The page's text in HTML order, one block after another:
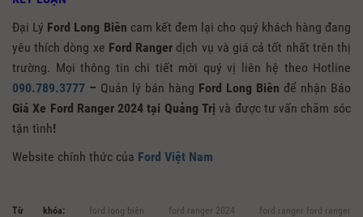
Đại Lý Ford Long Biên cam kết đem lại cho quý khách hàng đang
yêu thích dòng xe Ford Ranger dịch vụ và giá cả tốt nhất trên thị
trường. Mọi thông tin chi tiết mời quý vị liên hệ theo Hotline
090.789.3777 – Quản lý bán hàng Ford Long Biên để nhận Báo
Giá Xe Ford Ranger 2024 tại Quảng Trịvà được tư vấn chăm sóc
tận tình!
Website chính thức của Ford Việt Nam
Từ khóa: ford long biên ford ranger 2024
ford ranger ford ranger